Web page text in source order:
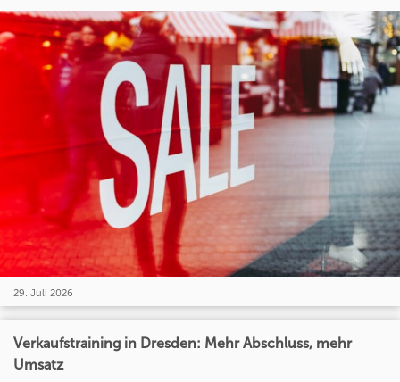
29. Juli 2026
Verkaufstraining in Dresden: Mehr Abschluss, mehr
Umsatz